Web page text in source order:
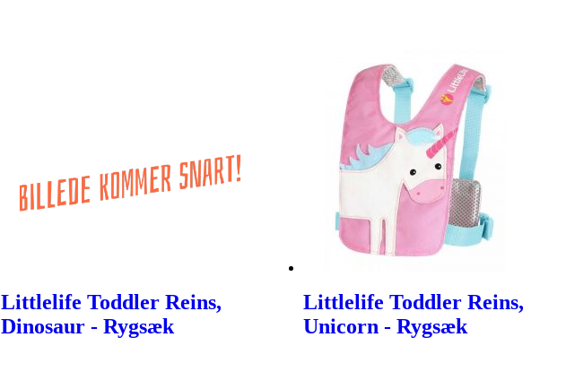
Littlelife Toddler Reins,
Dinosaur - Rygsæk
Littlelife Toddler Reins,
Unicorn - Rygsæk